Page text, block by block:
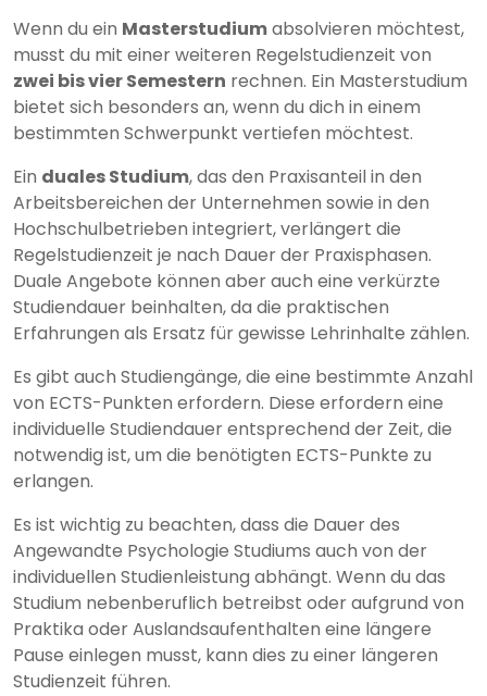
Wenn du ein Masterstudiumabsolvieren möchtest,
musst du mit einer weiteren Regelstudienzeit von
zwei bis vier Semestern rechnen. Ein Masterstudium
bietet sich besonders an, wenn du dich in einem
bestimmten Schwerpunkt vertiefen möchtest.
Ein duales Studium, das den Praxisanteil in den
Arbeitsbereichen der Unternehmen sowie in den
Hochschulbetrieben integriert, verlängert die
Regelstudienzeit je nach Dauer der Praxisphasen.
Duale Angebote können aber auch eine verkürzte
Studiendauer beinhalten, da die praktischen
Erfahrungen als Ersatz für gewisse Lehrinhalte zählen.
Es gibt auch Studiengänge, die eine bestimmte Anzahl
von ECTS-Punkten erfordern. Diese erfordern eine
individuelle Studiendauer entsprechend der Zeit, die
notwendig ist, um die benötigten ECTS-Punkte zu
erlangen.
Es ist wichtig zu beachten, dass die Dauer des
Angewandte Psychologie Studiums auch von der
individuellen Studienleistung abhängt. Wenn du das
Studium nebenberuflich betreibst oder aufgrund von
Praktika oder Auslandsaufenthalten eine längere
Pause einlegen musst, kann dies zu einer längeren
Studienzeit führen.